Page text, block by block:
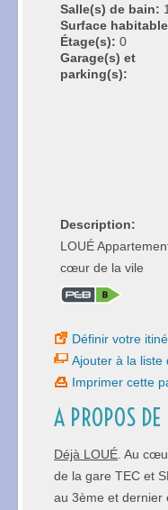
Salle(s) de bain: 1
Surface
Étage(s): 0
Garage(s) et
parking(s):
Description:
LOUÉ
cœur de la vile
Définir votre
Ajouter à la liste
Imprimer cette
A PROPOS
Déjà LOUÉ . Au
de la gare TEC et
au 3ème et dernier